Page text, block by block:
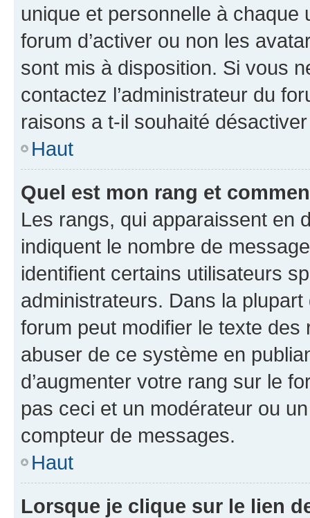
unique et personnelle à chaque
forum d’activer ou non les
sont mis à disposition. Si vous
contactez l’administrateur du
raisons a t-il souhaité
Haut
Quel est mon rang et
Les rangs, qui apparaissent en
indiquent le nombre de
identifient certains utilisateurs
administrateurs. Dans la
forum peut modifier le texte
abuser de ce système en
d’augmenter votre rang sur le
pas ceci et un modérateur ou
compteur de messages.
Haut
Lorsque je clique sur le lien